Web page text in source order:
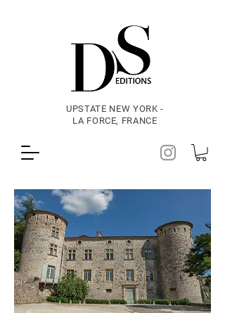
UPSTATE NEW YORK -
LA FORCE, FRANCE